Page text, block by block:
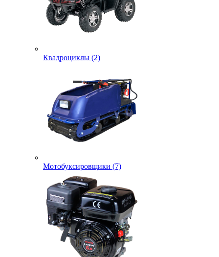
Квадроциклы (2)
Мотобуксировщики (7)